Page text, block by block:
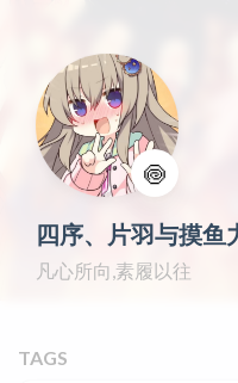
🍥
四序、片羽与摸鱼
凡心所向,素履以往
TAGS